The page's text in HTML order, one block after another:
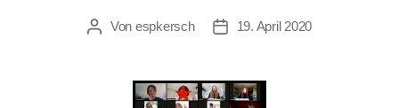
Beitragsautor
Von espkersch Veröffentlichungsdatum
19. April 2020